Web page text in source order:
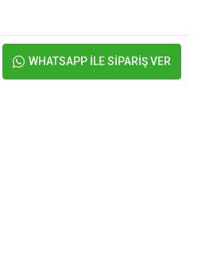
WHATSAPP İLE SİPARİŞ VER